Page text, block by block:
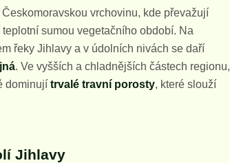
vrchovinu, kde převažují
sumou vegetačního období. Na
řeky Jihlavy a v údolních nivách se daří
. Ve vyšších a chladnějších částech regionu,
dominují trvalé travní porosty, které slouží
Jihlavy